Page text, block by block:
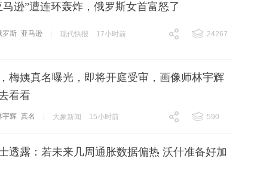
马逊”遭连环轰炸，俄罗斯女首富怒了
罗斯 亚马逊 现代快报 17小时前
24267
梅姨真名曝光，即将开庭受审，画像师林宇辉
看看
宇辉 真名 大象新闻 15小时前
590
透露：若未来几周通胀数据偏热 沃什准备好加